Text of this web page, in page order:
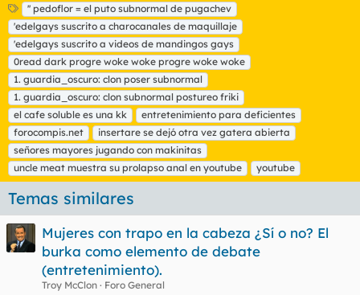
E
t
i
q
u
e
t
a
s
'' pedoflor = el puto subnormal de pugachev
'edelgays suscrito a charocanales de maquillaje
'edelgays suscrito a videos de mandingos gays
0read dark progre woke woke progre woke woke
1. guardia_oscuro: clon poser subnormal
1. guardia_oscuro: clon subnormal postureo friki
el cafe soluble es una kk
entretenimiento para deficientes
forocompis.net
insertare se dejó otra vez gatera abierta
señores mayores jugando con makinitas
uncle meat muestra su prolapso anal en youtube
youtube
Temas similares
Mujeres con trapo en la cabeza ¿Sí o no? El
burka como elemento de debate
(entretenimiento).
Troy McClon
Foro General